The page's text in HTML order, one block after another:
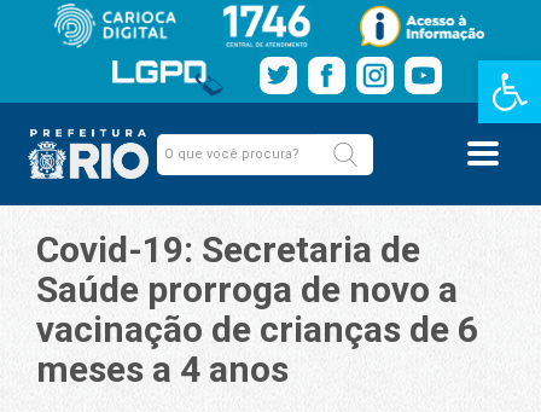
Barra de
Covid-19: Secretaria de
Saúde prorroga de novo a
vacinação de crianças de 6
meses a 4 anos